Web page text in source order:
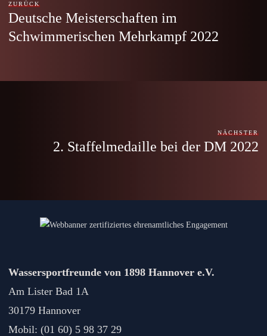
ZURÜCK
Deutsche Meisterschaften im
Schwimmerischen Mehrkampf 2022
NÄCHSTER
2. Staffelmedaille bei der DM 2022
Wassersportfreunde von 1898 Hannover e.V.
Am Lister Bad 1A
30179 Hannover
Mobil: (01 60) 5 98 37 29